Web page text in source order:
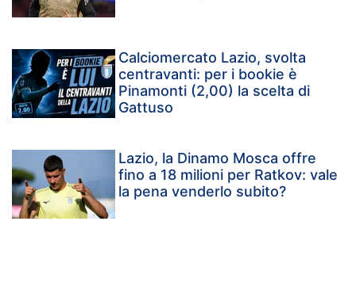
Calciomercato Lazio, svolta
centravanti: per i bookie è
Pinamonti (2,00) la scelta di
Gattuso
Lazio, la Dinamo Mosca offre
fino a 18 milioni per Ratkov: vale
la pena venderlo subito?